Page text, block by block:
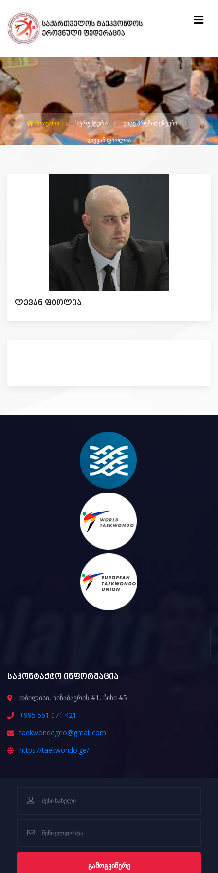
ᲛᲗᲐᲕᲐᲠᲘ ᲡᲢᲠᲣᲥᲢᲣᲠᲐ ᲕᲘᲪᲔ ᲞᲠᲔᲖᲘᲓᲔᲜᲢᲔᲑᲘ
ᲚᲔᲕᲐᲜ ᲤᲘᲝᲚᲘᲐ
ლევან ფიოლია
საკონტაქტო ინფორმაცია
თბილისი, ხიზაბავრის #1, ჩიხი #5
+995 551 071 421
taekwondogeo@gmail.com
https://taekwondo.ge/
ᲒᲐᲛᲝᲒᲕᲘᲬᲔᲠᲔ